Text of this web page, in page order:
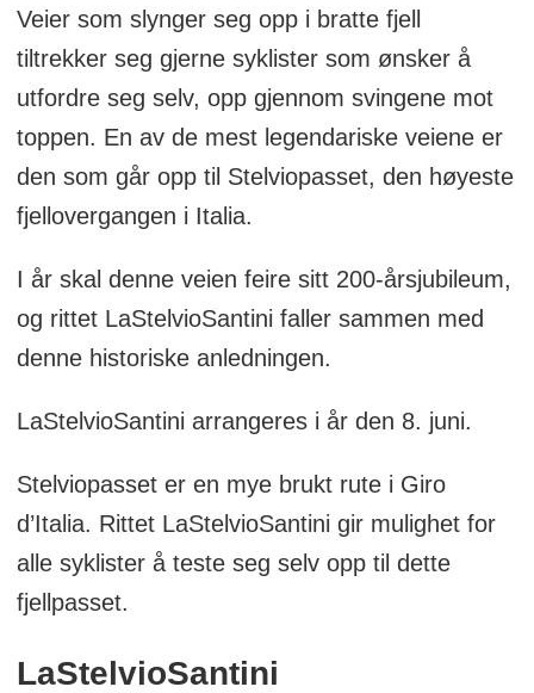
Veier som slynger seg opp i bratte fjell
tiltrekker seg gjerne syklister som ønsker å
utfordre seg selv, opp gjennom svingene mot
toppen. En av de mest legendariske veiene er
den som går opp til Stelviopasset, den høyeste
fjellovergangen i Italia.
I år skal denne veien feire sitt 200-årsjubileum,
og rittet LaStelvioSantini faller sammen med
denne historiske anledningen.
LaStelvioSantini arrangeres i år den 8. juni.
Stelviopasset er en mye brukt rute i Giro
d’Italia. Rittet LaStelvioSantini gir mulighet for
alle syklister å teste seg selv opp til dette
fjellpasset.
LaStelvioSantini